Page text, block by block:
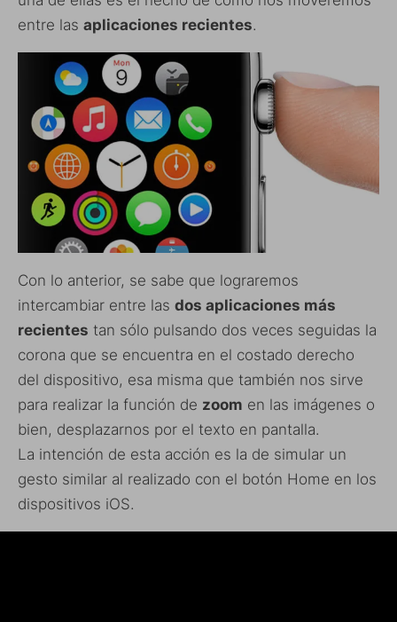
entre las aplicaciones recientes.
Con lo anterior, se sabe que lograremos
intercambiar entre las dos aplicaciones más
recientes tan sólo pulsando dos veces seguidas la
corona que se encuentra en el costado derecho
del dispositivo, esa misma que también nos sirve
para realizar la función de zoom en las imágenes o
bien, desplazarnos por el texto en pantalla.
La intención de esta acción es la de simular un
gesto similar al realizado con el botón Home en los
dispositivos iOS.